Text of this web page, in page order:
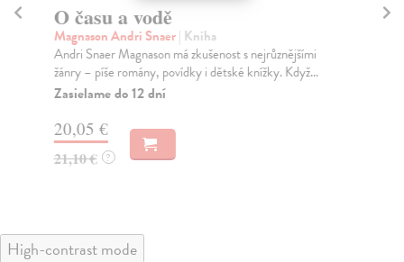
O času a vodě
Magnason Andri Snaer| Kniha
Andri Snaer Magnason má zkušenost s nejrůznějšími
žánry – píše romány, povídky i dětské knížky. Když...
Zasielame do 12 dní
20,05 €
21,10 € ?
High-contrast mode